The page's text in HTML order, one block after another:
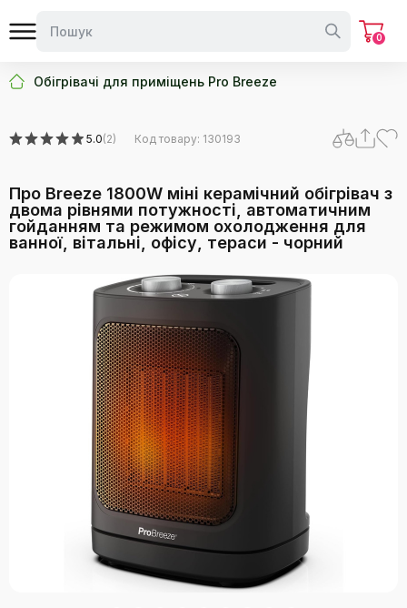
0
Обігрівачі для приміщень Pro Breeze
5.0(2) Код товару: 130193
Про Breeze 1800W міні керамічний обігрівач з
двома рівнями потужності, автоматичним
гойданням та режимом охолодження для
ванної, вітальні, офісу, тераси - чорний